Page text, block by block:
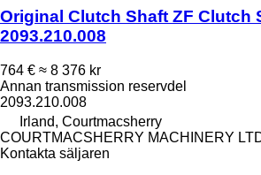
Original Clutch Shaft ZF Clutch
2093.210.008
764 € ≈ 8 376 kr
Annan transmission reservdel
2093.210.008
Irland, Courtmacsherry
COURTMACSHERRY MACHINERY
Kontakta säljaren